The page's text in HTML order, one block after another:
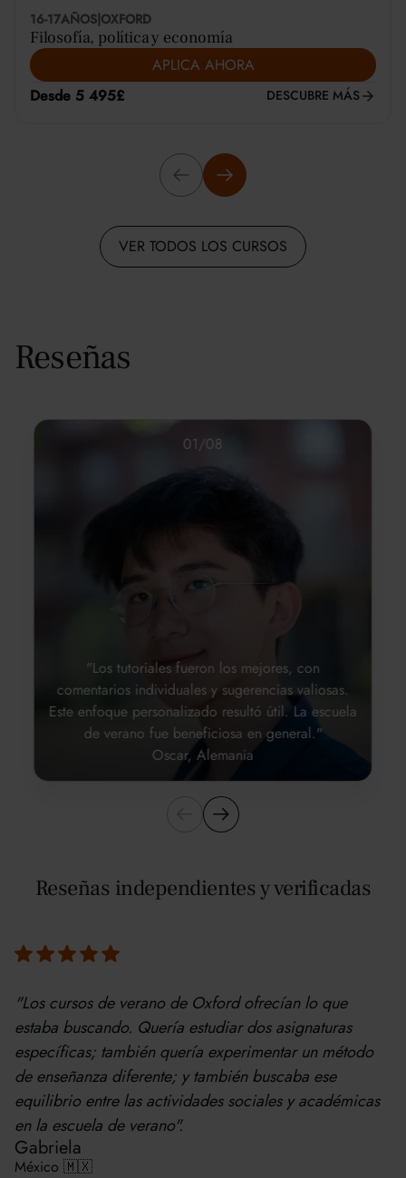
16-17AÑOS OXFORD
Filosofía, política y economía
APLICA AHORA
Desde 5 495£
DESCUBRE MÁS
VER TODOS LOS CURSOS
Reseñas
01/08
"Los tutoriales fueron los mejores, con
comentarios individuales y sugerencias valiosas.
Este enfoque personalizado resultó útil. La escuela
de verano fue beneficiosa en general."
Oscar, Alemania
Reseñas independientes y verificadas
"Los cursos de verano de Oxford ofrecían lo que
estaba buscando. Quería estudiar dos asignaturas
específicas; también quería experimentar un método
de enseñanza diferente; y también buscaba ese
equilibrio entre las actividades sociales y académicas
en la escuela de verano".
Gabriela
México 🇲🇽